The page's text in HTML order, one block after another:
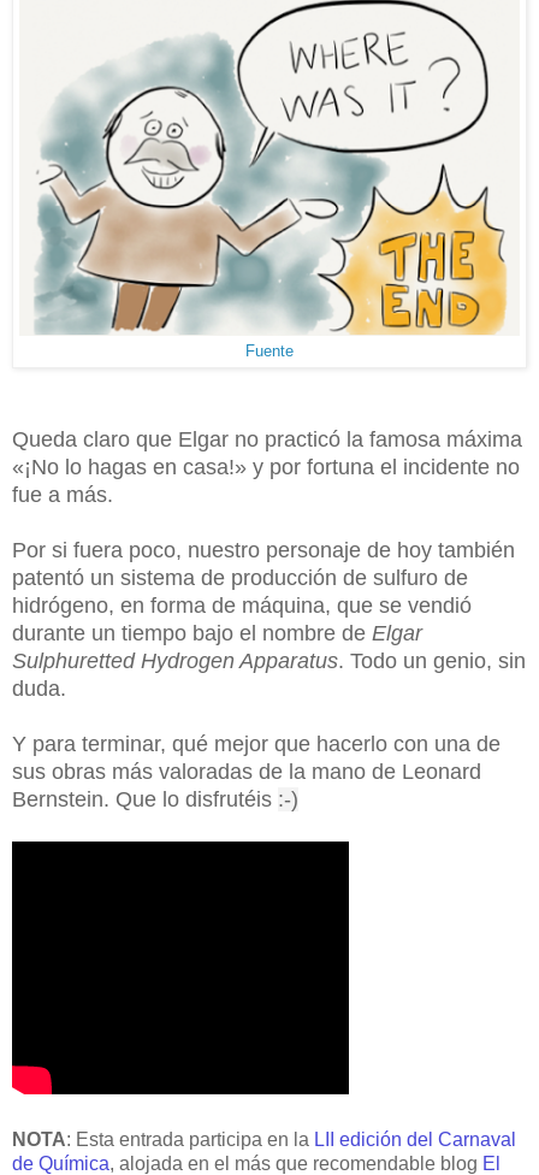
Fuente
Queda claro que Elgar no practicó la famosa máxima
«¡No lo hagas en casa!» y por fortuna el incidente no
fue a más.
Por si fuera poco, nuestro personaje de hoy también
patentó un sistema de producción de sulfuro de
hidrógeno, en forma de máquina, que se vendió
durante un tiempo bajo el nombre de Elgar
Sulphuretted Hydrogen Apparatus. Todo un genio, sin
duda.
Y para terminar, qué mejor que hacerlo con una de
sus obras más valoradas de la mano de Leonard
Bernstein. Que lo disfrutéis :-)
NOTA: Esta entrada participa en la LII edición del Carnaval
de Química, alojada en el más que recomendable blog El